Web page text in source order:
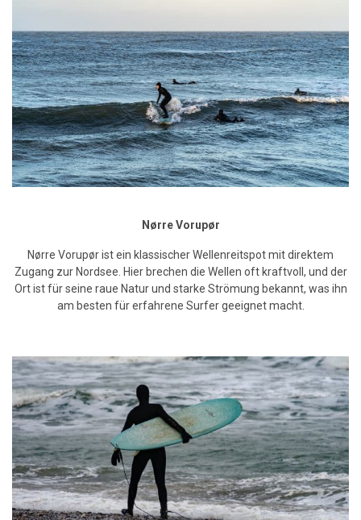
Nørre Vorupør
Nørre Vorupør ist ein klassischer Wellenreitspot mit direktem
Zugang zur Nordsee. Hier brechen die Wellen oft kraftvoll, und der
Ort ist für seine raue Natur und starke Strömung bekannt, was ihn
am besten für erfahrene Surfer geeignet macht.